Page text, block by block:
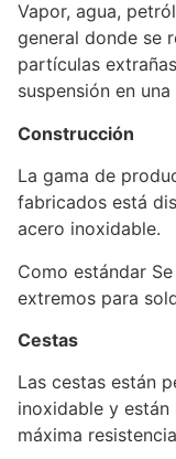
Vapor, agua,
general donde se
partículas
suspensión en
Construcción
La gama de
fabricados está
acero inoxidable.
Como estándar
extremos para
Cestas
Las cestas están
inoxidable y
máxima